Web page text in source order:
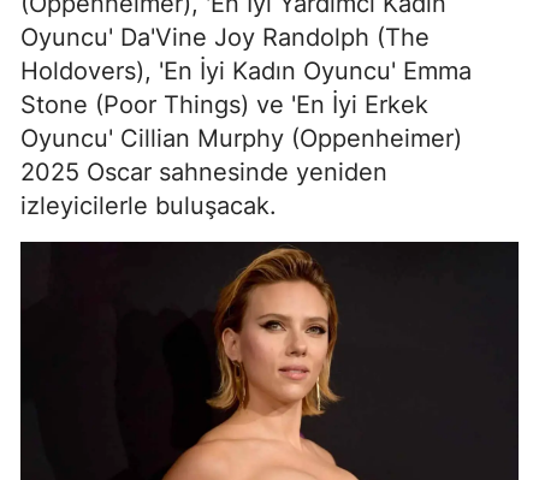
Oyuncu' Da'Vine Joy Randolph (The
Holdovers), 'En İyi Kadın Oyuncu' Emma
Stone (Poor Things) ve 'En İyi Erkek
Oyuncu' Cillian Murphy (Oppenheimer)
2025 Oscar sahnesinde yeniden
izleyicilerle buluşacak.